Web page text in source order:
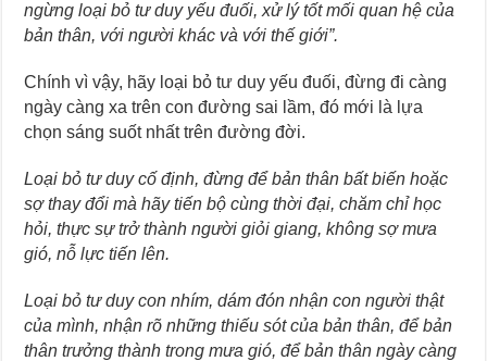
ngừng loại bỏ tư duy yếu đuối, xử lý tốt mối quan hệ của
bản thân, với người khác và với thế giới”.
Chính vì vậy, hãy loại bỏ tư duy yếu đuối, đừng đi càng
ngày càng xa trên con đường sai lầm, đó mới là lựa
chọn sáng suốt nhất trên đường đời.
Loại bỏ tư duy cố định, đừng để bản thân bất biến hoặc
sợ thay đổi mà hãy tiến bộ cùng thời đại, chăm chỉ học
hỏi, thực sự trở thành người giỏi giang, không sợ mưa
gió, nỗ lực tiến lên.
Loại bỏ tư duy con nhím, dám đón nhận con người thật
của mình, nhận rõ những thiếu sót của bản thân, để bản
thân trưởng thành trong mưa gió, để bản thân ngày càng